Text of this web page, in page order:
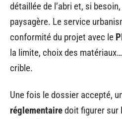
détaillée de l’abri et, si
paysagère. Le service
conformité du projet avec le
la limite, choix des
crible.
Une fois le dossier accepté,
réglementairedoit figurer sur